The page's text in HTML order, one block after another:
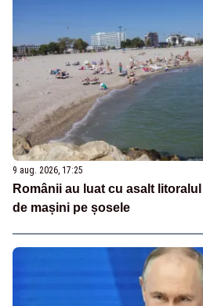
9 aug. 2026, 17:25
Românii au luat cu asalt
de mașini pe șosele